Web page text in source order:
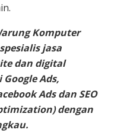
Komputer
jasa
dan digital
Ads,
Ads dan SEO
dengan